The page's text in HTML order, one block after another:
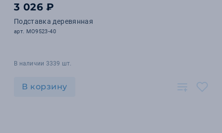
3 026 ₽
Подставка деревянная
арт. MO9523-40
В наличии 3339 шт.
В корзину